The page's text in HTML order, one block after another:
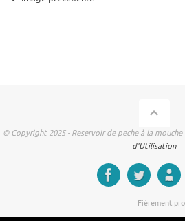
© Copyright 2025 - Reservoir de peche à la mouche
d'Utilisation
Fièrement